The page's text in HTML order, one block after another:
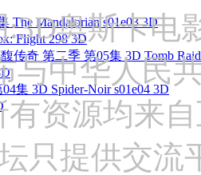
The Mandalorian s01e03 3D
Flight 298 3D
传奇 第二季 第05集 3D Tomb
集 3D Spider-Noir s01e04 3D
奥斯卡电
与中华人民
资源均来
只提供交流